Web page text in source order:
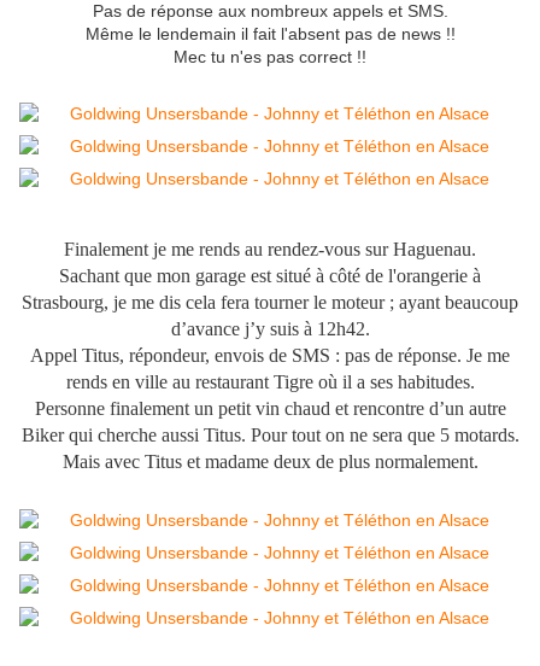
Pas de réponse aux nombreux appels et SMS.
Même le lendemain il fait l'absent pas de news !!
Mec tu n'es pas correct !!
Finalement je me rends au rendez-vous surHaguenau.
Sachant que mon garage est situé à côté de l'orangerie à
Strasbourg, je me dis cela fera tourner le moteur ; ayant beaucoup
d’avance j’y suis à 12h42.
Appel Titus, répondeur, envois de SMS : pas de réponse. Je me
rends en ville au restaurant Tigre où il a ses habitudes.
Personne finalement un petit vin chaud et rencontre d’un autre
Biker qui cherche aussi Titus. Pour tout on ne sera que 5 motards.
Mais avec Titus et madame deux de plus normalement.